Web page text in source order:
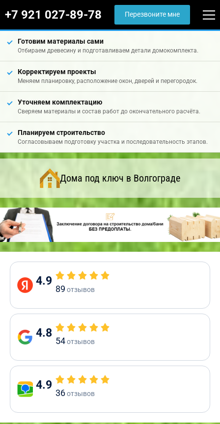
+7 921 027-89-78 Перезвоните мне
Готовим материалы сами
Отбираем древесину и подготавливаем детали домокомплекта.
Корректируем проекты
Меняем планировку, расположение окон, дверей и перегородок.
Уточняем комплектацию
Сверяем материалы и состав работ до окончательного расчёта.
Планируем строительство
Согласовываем подготовку участка и последовательность этапов.
Дома под ключ в Волгограде
4.9
89 отзывов
4.8
54отзывов
4.9
36отзывов